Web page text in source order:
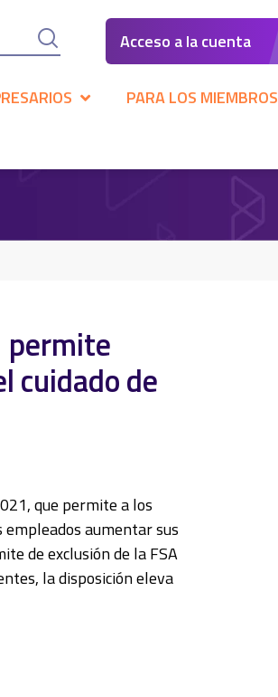
Acceso a la cuenta
PARA LOS MIEMBROS
permite
cuidado de
que permite a los
aumentar sus
de exclusión de la FSA
la disposición eleva